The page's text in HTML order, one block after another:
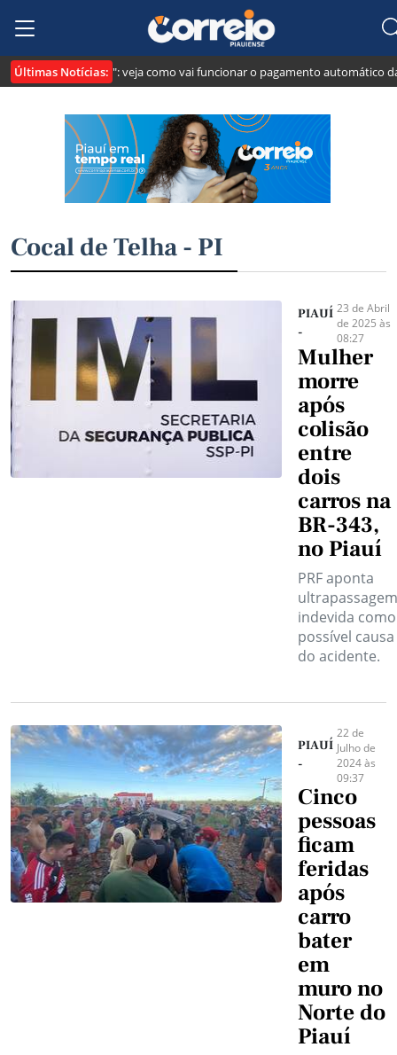
Últimas Notícias:
o "Pix Pensão": veja como vai funcionar o pagamento automático da
Cocal de Telha - PI
PIAUÍ
-
23 de Abril
de 2025 às
08:27
Mulher
morre
após
colisão
entre
dois
carros na
BR-343,
no Piauí
PRF aponta
ultrapassagem
indevida como
possível causa
do acidente.
PIAUÍ
-
22 de
Julho de
2024 às
09:37
Cinco
pessoas
ficam
feridas
após
carro
bater
em
muro no
Norte do
Piauí